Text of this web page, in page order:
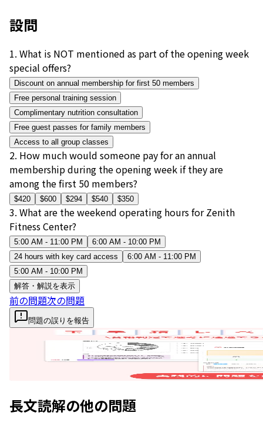
設問
1. What is NOT mentioned as part of the opening week
special offers?
Discount on annual membership for first 50 members
Free personal training session
Complimentary nutrition consultation
Free guest passes for family members
Access to all group classes
2. How much would someone pay for an annual
membership during the opening week if they are
among the first 50 members?
$420 $600 $294 $540 $350
3. What are the weekend operating hours for Zenith
Fitness Center?
5:00 AM - 11:00 PM
6:00 AM - 10:00 PM
24 hours with key card access
6:00 AM - 11:00 PM
5:00 AM - 10:00 PM
解答・解説を表示
前の問題次の問題
問題の誤りを報告
長文読解の他の問題